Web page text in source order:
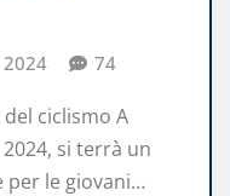
74
ciclismo A
si terrà un
le giovani…